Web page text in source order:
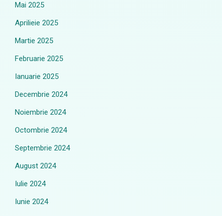
Mai 2025
Aprilieie 2025
Martie 2025
Februarie 2025
Ianuarie 2025
Decembrie 2024
Noiembrie 2024
Octombrie 2024
Septembrie 2024
August 2024
Iulie 2024
Iunie 2024